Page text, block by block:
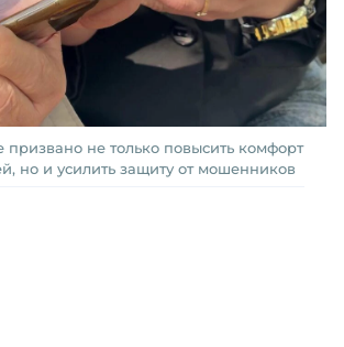
призвано не только повысить комфорт
но и усилить защиту от мошенников